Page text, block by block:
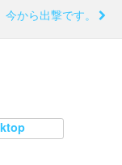
今から出撃です。